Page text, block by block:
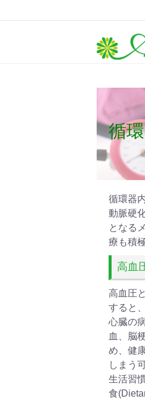
循
循環器
動脈硬
となる
療も積
高血
高血圧
すると
心臓の
血、脳
め、健
しまう
生活習
食